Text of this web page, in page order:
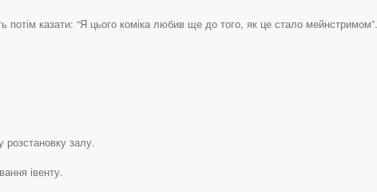
потім казати: “Я цього коміка любив ще до того, як це стало мейнстримом”.
розстановку залу.
івенту.